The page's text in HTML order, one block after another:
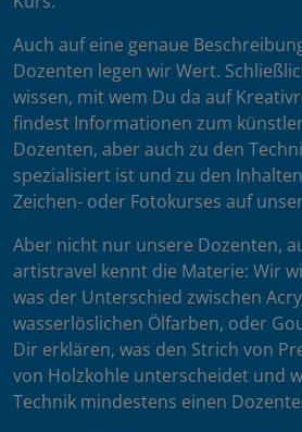
Auch auf eine genaue
Dozenten legen wir Wert.
wissen, mit wem Du da auf
findest Informationen zum
Dozenten, aber auch zu den
spezialisiert ist und zu den
Zeichen- oder Fotokurses auf
Aber nicht nur unsere Dozenten,
artistravel kennt die Materie: Wir
was der Unterschied zwischen
wasserlöslichen Ölfarben, oder
Dir erklären, was den Strich von
von Holzkohle unterscheidet und
Technik mindestens einen